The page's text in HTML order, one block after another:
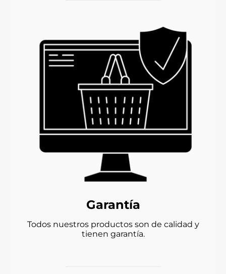
Garantía
Todos nuestros productos son de calidad y
tienen garantía.